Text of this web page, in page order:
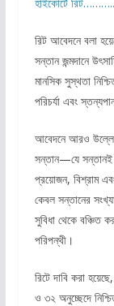
রিট আবেদনে বলা
সন্তান জন্মদানে
মানসিক সুস্থতা
পরিচর্যা এবং
আবেদনে আরও
সন্তান—যে সন্তানই
প্রয়োজন, বিশ্রাম
কেবল সন্তানের
সুবিধা থেকে বঞ্চিত
পরিপন্থী।
রিটে দাবি করা
ও ৩২ অনুচ্ছেদে